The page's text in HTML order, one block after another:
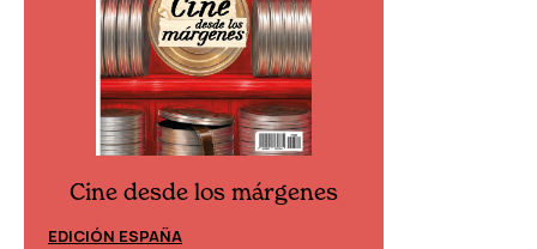
Cine desde los márgenes
EDICIÓN ESPAÑA